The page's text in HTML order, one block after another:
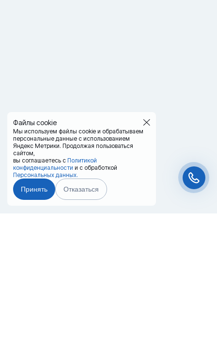
Файлы cookie
Мы используем файлы cookie и обрабатываем
персональные данные с использованием
Яндекс Метрики. Продолжая пользоваться
сайтом,
вы соглашаетесь с Политикой
конфиденциальности и с обработкой
Персональных данных.
Принять Отказаться